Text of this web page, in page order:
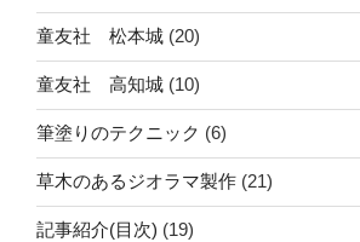
童友社 松本城 (20)
童友社 高知城 (10)
筆塗りのテクニック (6)
草木のあるジオラマ製作 (21)
記事紹介(目次) (19)